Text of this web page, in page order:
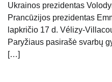
Ukrainos prezidentas
Prancūzijos prezidentas
lapkričio 17 d. Vélizy-
Paryžiaus pasirašė svarbų
[…]